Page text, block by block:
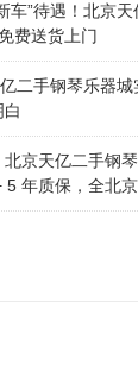
车”待遇！北京
费送货上门
二手钢琴乐器
京天亿二手钢
5 年质保，全北